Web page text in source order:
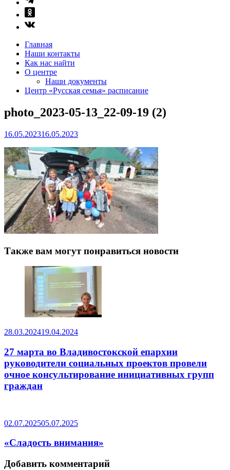
Главная
Наши контакты
Как нас найти
О центре
Наши документы
Центр «Русская семья» расписание
photo_2023-05-13_22-09-19 (2)
16.05.202316.05.2023
Также вам могут понравиться новости
28.03.202419.04.2024
27 марта во Владивостокской епархии
руководители социальных проектов провели
очное консультирование инициативных групп
граждан
02.07.202505.07.2025
«Сладость внимания»
Добавить комментарий